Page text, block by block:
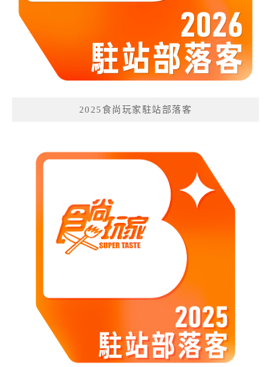
2025食尚玩家駐站部落客